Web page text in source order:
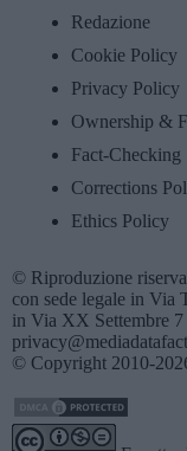
Redazione
Cookie Policy
Privacy Policy
Ownership &
Fact-Checking
Corrections
Ethics Policy
© Riproduzione
con sede legale in Via
in Via XX Settembre
© Copyright 2010-